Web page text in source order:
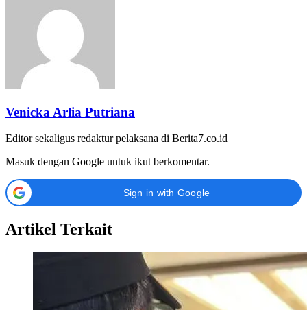
Venicka Arlia Putriana
Editor sekaligus redaktur pelaksana di Berita7.co.id
Masuk dengan Google untuk ikut berkomentar.
Sign in with Google
Artikel Terkait